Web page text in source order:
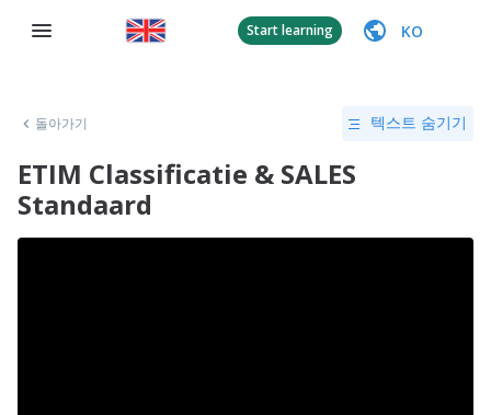
Start learning KO
돌아가기 텍스트 숨기기
ETIM Classificatie & SALES
Standaard